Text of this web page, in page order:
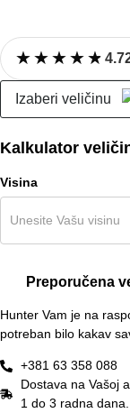
★
★★
★★
★★
★★
★
Izaberi veličinu
Kalkulator
Visina
Preporučena
Hunter Vam je na
potreban bilo kakav
+381 63 358 088
Dostava na Vašoj
1 do 3 radna dana.